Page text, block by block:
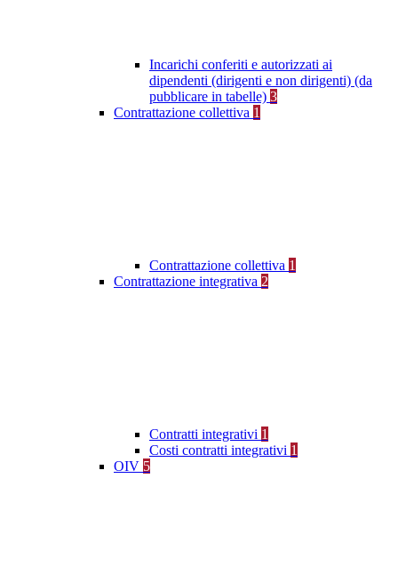
Incarichi conferiti e autorizzati ai
dipendenti (dirigenti e non dirigenti) (da
pubblicare in tabelle) 3
Contrattazione collettiva 1
Contrattazione collettiva 1
Contrattazione integrativa 2
Contratti integrativi 1
Costi contratti integrativi 1
OIV 5